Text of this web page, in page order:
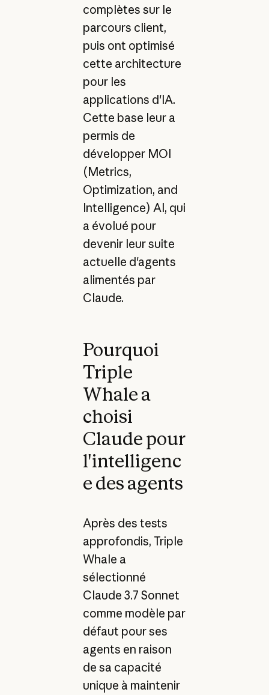
complètes sur le
parcours client,
puis ont optimisé
cette architecture
pour les
applications d'IA.
Cette base leur a
permis de
développer MOI
(Metrics,
Optimization, and
Intelligence) AI, qui
a évolué pour
devenir leur suite
actuelle d'agents
alimentés par
Claude.
Pourquoi
Triple
Whale a
choisi
Claude pour
l'intelligenc
e des agents
Après des tests
approfondis, Triple
Whale a
sélectionné
Claude 3.7 Sonnet
comme modèle par
défaut pour ses
agents en raison
de sa capacité
unique à maintenir